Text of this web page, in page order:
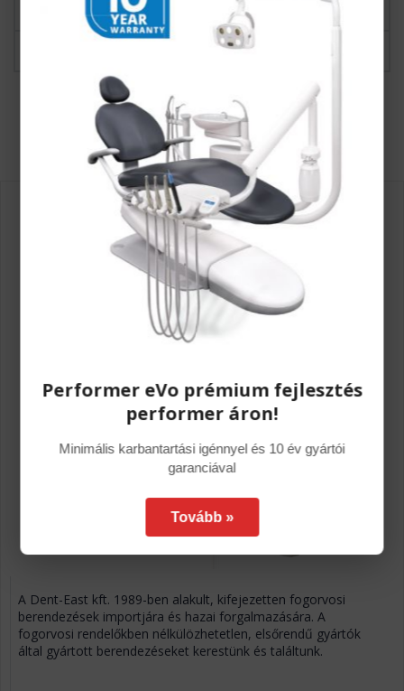
A-dec® Inc. pontosított garancia feltételek
Válasszon minket
A Dent-East kft. 1989-ben alakult, kifejezetten fogorvosi
berendezések importjára és hazai forgalmazására. A
fogorvosi rendelőkben nélkülözhetetlen, elsőrendű gyártók
által gyártott berendezéseket kerestünk és találtunk.
Performer eVo prémium fejlesztés
performer áron!
Minimális karbantartási igénnyel és 10 év gyártói
garanciával
Tovább »